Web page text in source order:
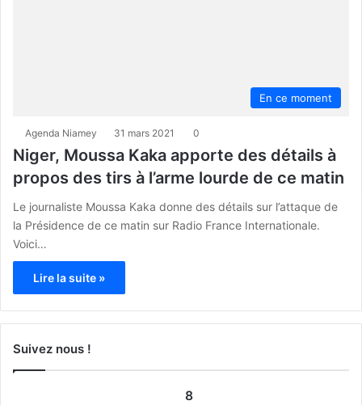
En ce moment
Agenda Niamey 31 mars 2021 0
Niger, Moussa Kaka apporte des détails à
propos des tirs à l’arme lourde de ce matin
Le journaliste Moussa Kaka donne des détails sur l’attaque de
la Présidence de ce matin sur Radio France Internationale.
Voici…
Lire la suite »
Suivez nous !
8